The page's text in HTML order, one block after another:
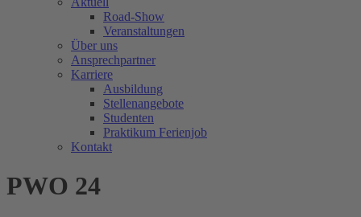
Road-Show
Veranstaltungen
Über uns
Ansprechpartner
Karriere
Ausbildung
Stellenangebote
Studenten
Praktikum Ferienjob
Kontakt
PWO 24